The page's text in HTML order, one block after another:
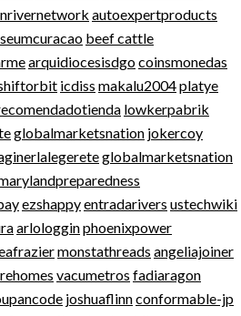
autoexpertproducts
beef cattle
arquidiocesisdgocoinsmonedas
icdiss makalu2004platye
lowkerpabrik
globalmarketsnation jokercoy
globalmarketsnation
ezshappyentradarivers ustechwiki
arlologginphoenixpower
monstathreads angeliajoiner
vacumetros fadiaragon
joshuaflinnconformable-jp